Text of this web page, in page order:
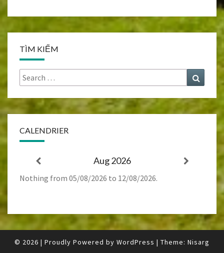
TÌM KIẾM
Search
for:
Search
CALENDRIER
Aug 2026
Nothing from 05/08/2026 to 12/08/2026.
© 2026 | Proudly Powered by WordPress | Theme: Nisarg